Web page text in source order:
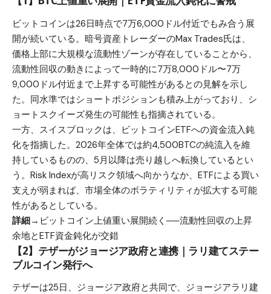
ビットコインは26日時点で7万6,000ドル付近でもみ合う展
開が続いている。暗号資産トレーダーのMax Trades氏は、
価格上部に大規模な流動性ゾーンが存在していることから、
流動性回収の動きによって一時的に7万8,000ドル〜7万
9,000ドル付近まで上昇する可能性があるとの見解を示し
た。同水準ではショートポジションも積み上がっており、シ
ョートスクイーズ発生の可能性も指摘されている。
一方、スイスブロックは、ビットコインETFへの資金流入鈍
化を指摘した。2026年全体では約4,500BTCの純流入を維
持しているものの、5月以降は売り越しへ転換しているとい
う。Risk Indexが高リスク領域へ向かうなか、ETFによる買い
支えが弱まれば、市場全体のボラティリティが拡大する可能
性があるとしている。
詳細→ ビットコイン上値重い展開続く──流動性回収の上昇
余地とETF資金鈍化が交錯
【2】テザーがジョージア政府と連携｜ラリ建てステー
ブルコイン発行へ
テザーは25日、ジョージア政府と共同で、ジョージアラリ建